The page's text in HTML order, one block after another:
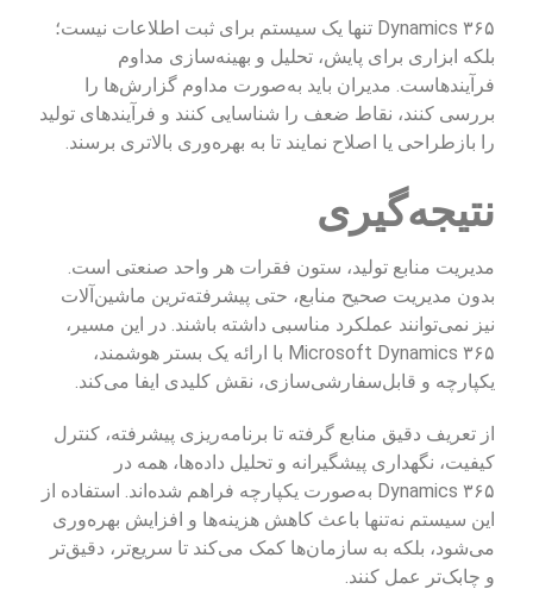
Dynamics ۳۶۵ تنها یک سیستم برای ثبت اطلاعات نیست؛
بلکه ابزاری برای پایش، تحلیل و بهینه‌سازی مداوم
فرآیندهاست. مدیران باید به‌صورت مداوم گزارش‌ها را
بررسی کنند، نقاط ضعف را شناسایی کنند و فرآیندهای تولید
را بازطراحی یا اصلاح نمایند تا به بهره‌وری بالاتری برسند.
نتیجه‌گیری
مدیریت منابع تولید، ستون فقرات هر واحد صنعتی است.
بدون مدیریت صحیح منابع، حتی پیشرفته‌ترین ماشین‌آلات
نیز نمی‌توانند عملکرد مناسبی داشته باشند. در این مسیر،
Microsoft Dynamics ۳۶۵ با ارائه یک بستر هوشمند،
یکپارچه و قابل‌سفارشی‌سازی، نقش کلیدی ایفا می‌کند.
از تعریف دقیق منابع گرفته تا برنامه‌ریزی پیشرفته، کنترل
کیفیت، نگهداری پیشگیرانه و تحلیل داده‌ها، همه در
Dynamics ۳۶۵ به‌صورت یکپارچه فراهم شده‌اند. استفاده از
این سیستم نه‌تنها باعث کاهش هزینه‌ها و افزایش بهره‌وری
می‌شود، بلکه به سازمان‌ها کمک می‌کند تا سریع‌تر، دقیق‌تر
و چابک‌تر عمل کنند.